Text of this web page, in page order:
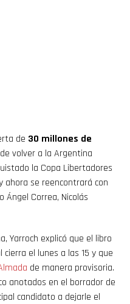
de 30 millones de
volver a la Argentina
la Copa Libertadores
ahora se reencontrará con
Ángel Correa, Nicolás
Yarroch explicó que el libro
el lunes a las 15 y que
de manera provisoria.
anotados en el borrador de
candidato a dejarle el